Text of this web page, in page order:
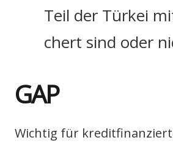
Teil der Tür­kei
chert sind oder
GAP
Wich­tig für